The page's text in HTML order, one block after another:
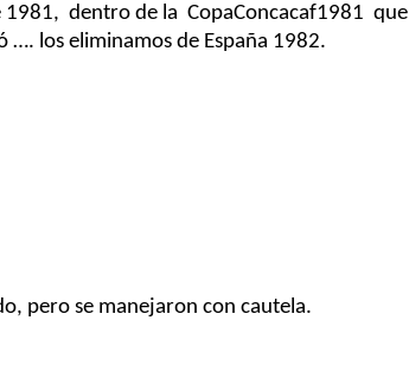
1981, dentro de la CopaConcacaf1981 que
…. los eliminamos de España 1982.
pero se manejaron con cautela.